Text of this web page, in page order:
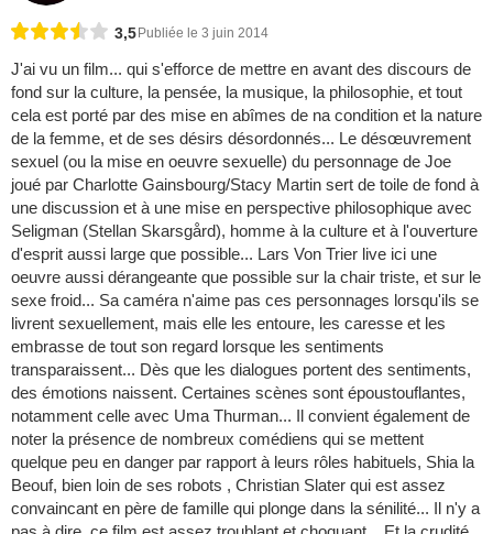
3,5 Publiée le 3 juin 2014
J'ai vu un film... qui s'efforce de mettre en avant des discours de
fond sur la culture, la pensée, la musique, la philosophie, et tout
cela est porté par des mise en abîmes de na condition et la nature
de la femme, et de ses désirs désordonnés... Le désœuvrement
sexuel (ou la mise en oeuvre sexuelle) du personnage de Joe
joué par Charlotte Gainsbourg/Stacy Martin sert de toile de fond à
une discussion et à une mise en perspective philosophique avec
Seligman (Stellan Skarsgård), homme à la culture et à l'ouverture
d'esprit aussi large que possible... Lars Von Trier live ici une
oeuvre aussi dérangeante que possible sur la chair triste, et sur le
sexe froid... Sa caméra n'aime pas ces personnages lorsqu'ils se
livrent sexuellement, mais elle les entoure, les caresse et les
embrasse de tout son regard lorsque les sentiments
transparaissent... Dès que les dialogues portent des sentiments,
des émotions naissent. Certaines scènes sont époustouflantes,
notamment celle avec Uma Thurman... Il convient également de
noter la présence de nombreux comédiens qui se mettent
quelque peu en danger par rapport à leurs rôles habituels, Shia la
Beouf, bien loin de ses robots , Christian Slater qui est assez
convaincant en père de famille qui plonge dans la sénilité... Il n'y a